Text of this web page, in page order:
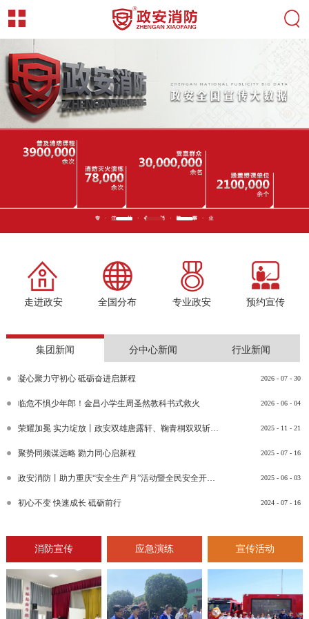
走进政安 全国分布 专业政安 预约宣传
集团新闻 分中心新闻 行业新闻
2026 - 07 - 30
凝心聚力守初心 砥砺奋进启新程
2026 - 06 - 04
临危不惧少年郎！金昌小学生周圣然教科书式救火
2025 - 11 - 21
荣耀加冕 实力绽放丨政安双雄唐露轩、鞠青桐双双斩获“渝消蓝盾讲师团金牌讲师”比武竞赛决赛大奖
2025 - 07 - 16
聚势同频谋远略 勠力同心启新程
2025 - 06 - 03
政安消防丨助力重庆“安全生产月”活动暨全民安全开放日活动
2024 - 07 - 16
初心不变 快速成长 砥砺前行
消防宣传 应急演练 宣传活动